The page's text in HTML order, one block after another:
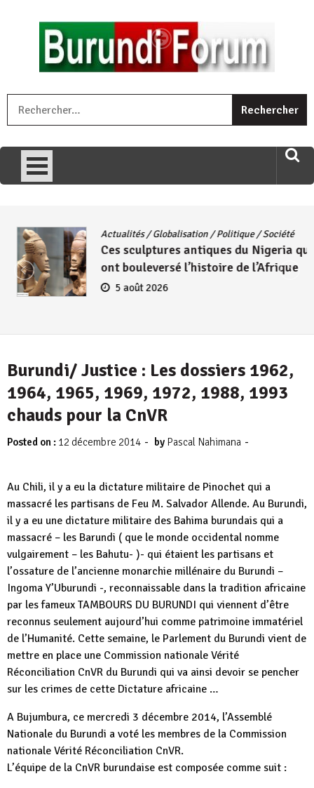
umariye umuryango wawe canke igihugu cakwibarutse .Wewe
uri ngaha ndagusigiye iki kibazo : Uriko ukora iki kugira ngo
Actualités/Globalisation/Politique/Société
Ces sculptures antiques du Nigeria qui
ont bouleversé l’histoire de l’Afrique
5 août 2026
Burundi/ Justice : Les dossiers 1962,
1964, 1965, 1969, 1972, 1988, 1993
chauds pour la CnVR
Posted on : 12 décembre 2014 - by Pascal Nahimana -
Au Chili, il y a eu la dictature militaire de Pinochet qui a
massacré les partisans de Feu M. Salvador Allende. Au Burundi,
il y a eu une dictature militaire des Bahima burundais qui a
massacré – les Barundi ( que le monde occidental nomme
vulgairement – les Bahutu- )- qui étaient les partisans et
l’ossature de l’ancienne monarchie millénaire du Burundi –
Ingoma Y’Uburundi -, reconnaissable dans la tradition africaine
par les fameux TAMBOURS DU BURUNDI qui viennent d’être
reconnus seulement aujourd’hui comme patrimoine immatériel
de l’Humanité. Cette semaine, le Parlement du Burundi vient de
mettre en place une Commission nationale Vérité
Réconciliation CnVR du Burundi qui va ainsi devoir se pencher
sur les crimes de cette Dictature africaine …
A Bujumbura, ce mercredi 3 décembre 2014, l’Assemblé
Nationale du Burundi a voté les membres de la Commission
nationale Vérité Réconciliation CnVR.
L’équipe de la CnVR burundaise est composée comme suit :